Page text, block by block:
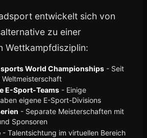
entwickelt sich von
zu einer
Wettkampfdisziplin:
World Championships - Seit
E-Sport-Teams - Einige
eigene E-Sport-Divisions
- Separate Meisterschaften mit
Sponsoren
- Talentsichtung im virtuellen Bereich